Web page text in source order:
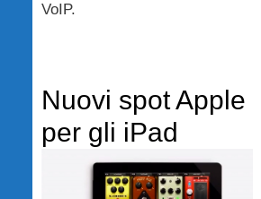
VoIP.
Nuovi spot Apple
per gli iPad